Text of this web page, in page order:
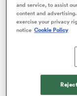
Leicester
Dim 29th
and service, to assist
content and
exercise your privacy
notice Cookie Policy